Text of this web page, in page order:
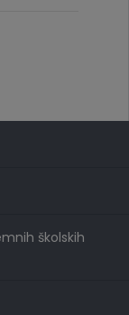
školskih